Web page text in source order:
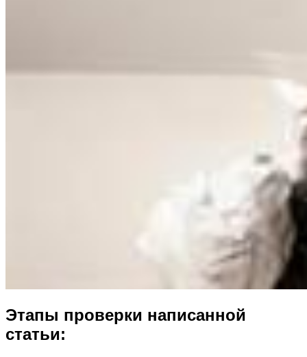
Этапы проверки написанной
статьи: